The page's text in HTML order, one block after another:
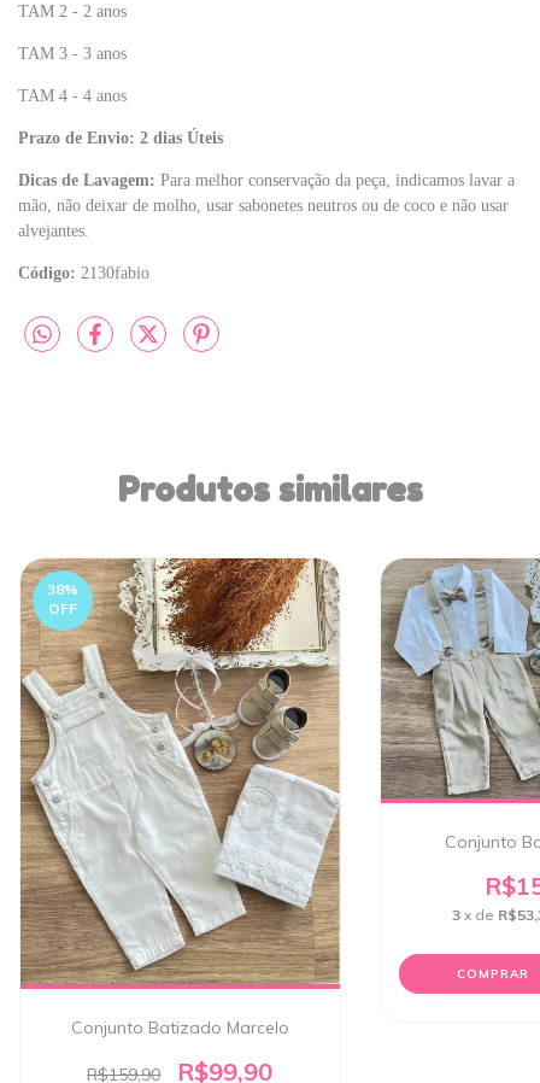
TAM 2 - 2 anos
TAM 3 - 3 anos
TAM 4 - 4 anos
Prazo de Envio: 2 dias Úteis
Dicas de Lavagem: Para melhor conservação da peça, indicamos lavar a
mão, não deixar de molho, usar sabonetes neutros ou de coco e não usar
alvejantes.
Código: 2130fabio
Produtos similares
38%
OFF
Conjunto Batizado Marcelo
R$159,90 R$99,90
Conjunto
3 x de
COMPRAR